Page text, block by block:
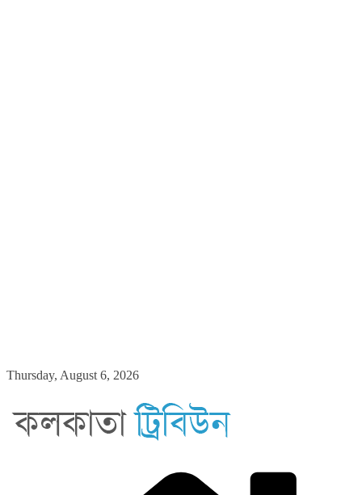
Skip
Thursday, August 6, 2026